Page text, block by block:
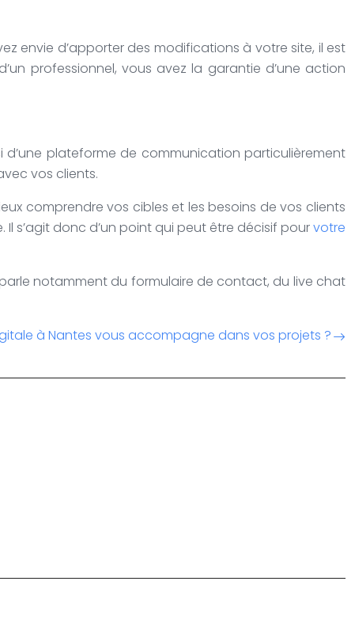
envie d’apporter des modifications à votre site, il est
professionnel, vous avez la garantie d’une action
plateforme de communication particulièrement
vos clients.
comprendre vos cibles et les besoins de vos clients
s’agit donc d’un point qui peut être décisif pourvotre
notamment du formulaire de contact, du live chat
à Nantes vous accompagne dans vos projets ?